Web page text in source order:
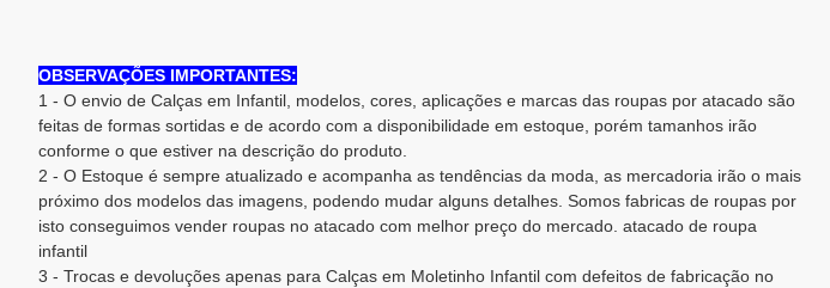
OBSERVAÇÕES IMPORTANTES:
1 - O envio de Calças em Infantil, modelos, cores, aplicações e marcas das roupas por atacado são
feitas de formas sortidas e de acordo com a disponibilidade em estoque, porém tamanhos irão
conforme o que estiver na descrição do produto.
2 - O Estoque é sempre atualizado e acompanha as tendências da moda, as mercadoria irão o mais
próximo dos modelos das imagens, podendo mudar alguns detalhes. Somos fabricas de roupas por
isto conseguimos vender roupas no atacado com melhor preço do mercado. atacado de roupa
infantil
3 - Trocas e devoluções apenas para Calças em Moletinho Infantil com defeitos de fabricação no